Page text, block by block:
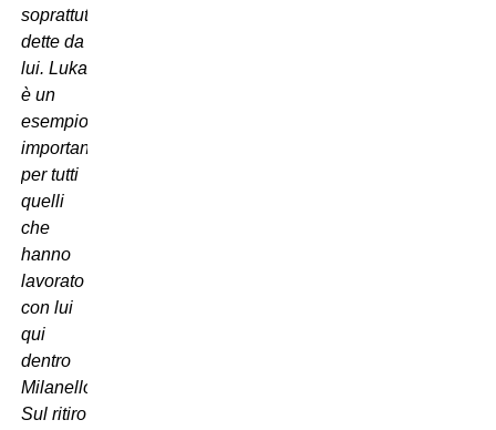
soprattutto
dette da
lui. Luka
è un
esempio
importante
per tutti
quelli
che
hanno
lavorato
con lui
qui
dentro
Milanello.
Sul ritiro